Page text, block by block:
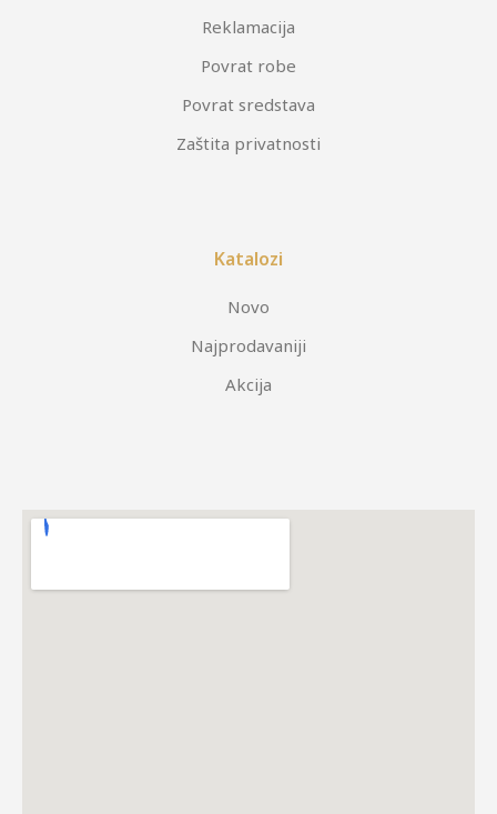
Reklamacija
Povrat robe
Povrat sredstava
Zaštita privatnosti
Katalozi
Novo
Najprodavaniji
Akcija